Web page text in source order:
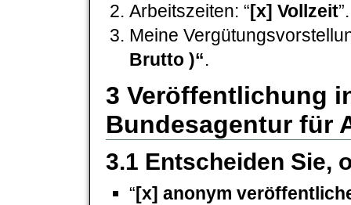
Arbeitszeiten: “[x] Vollzeit”.
Meine
Brutto )“.
3 Veröffentlichung
Bundesagentur für
3.1 Entscheiden Sie,
“[x] anonym